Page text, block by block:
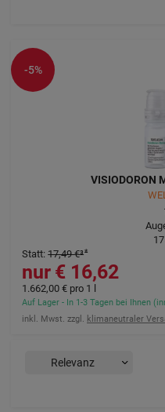
VISIODORON
16,62 €
Statt: 17,49 €³
Auf Lager - In 1-3 Tagen bei Ihnen
inkl. Mwst. zzgl. klimaneutraler
1.662,00 € pro 1 l
-5%